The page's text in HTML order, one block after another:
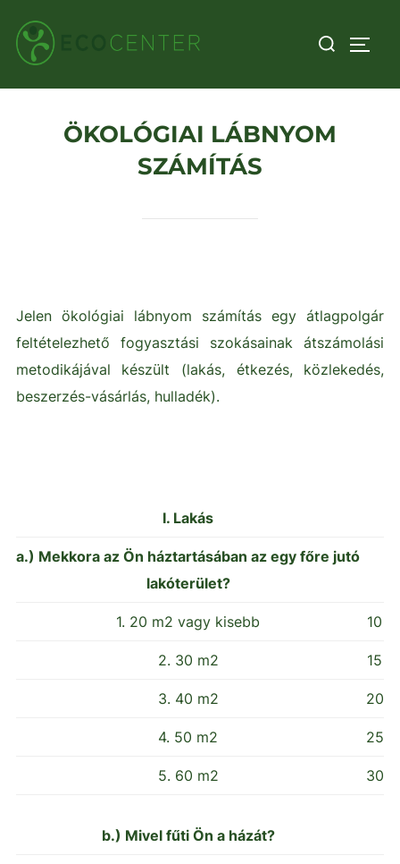
content
Search
ÖKOLÓGIAI LÁBNYOM
SZÁMÍTÁS
Jelen ökológiai lábnyom számítás egy átlagpolgár
feltételezhető fogyasztási szokásainak átszámolási
metodikájával készült (lakás, étkezés, közlekedés,
beszerzés-vásárlás, hulladék).
I. Lakás
a.) Mekkora az Ön háztartásában az egy főre jutó
lakóterület?
1. 20 m2 vagy kisebb 10
2. 30 m2 15
3. 40 m2 20
4. 50 m2 25
5. 60 m2 30
b.) Mivel fűti Ön a házát?